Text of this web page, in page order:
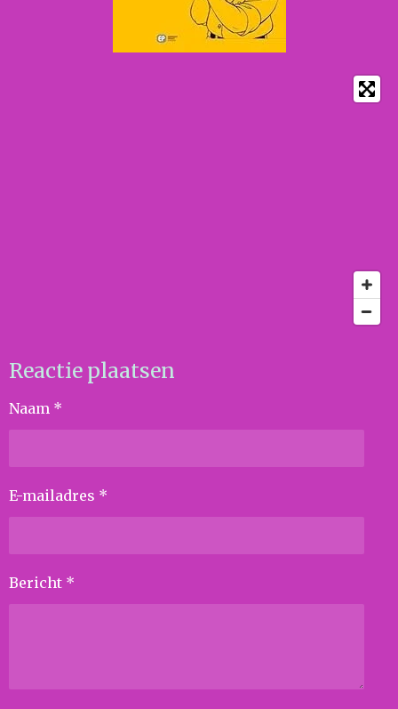
Reactie plaatsen
Naam *
E-mailadres *
Bericht *